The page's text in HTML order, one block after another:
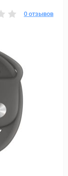
0 отзывов